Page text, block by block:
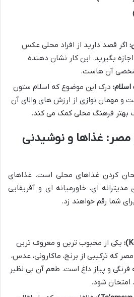
اگر قصد دارید از افراد محلی عکس
بگیرید. این کار نشان دهنده
شخصی آن هاست.
درک این موضوع که اسلام ستون
و مهمان نوازی از ارزش های والای آن
بهتر فرهنگ محلی کمک می کند.
مصر: غذاها و نوشیدنی
کردن غذاهای محلی است. غذاهای
ای، خاورمیانه ای و آفریقایی
شما رقم خواهند زد.
یکی از محبوب ترین و معروف ترین
که ترکیبی از برنج، ماکارونی، عدس،
و پیاز داغ است. طعم آن بی نظیر
امتحان شود.